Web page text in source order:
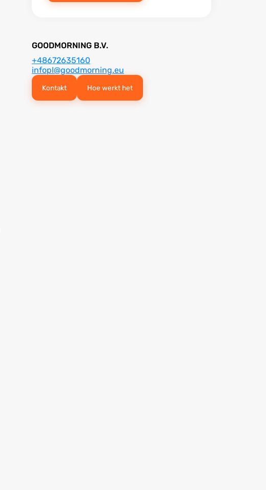
GOODMORNING B.V.
+48672635160
infopl@goodmorning.eu
Kontakt Hoe werkt het